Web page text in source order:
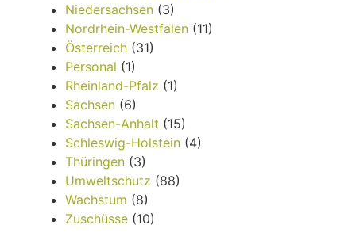
Niedersachsen (3)
Nordrhein-Westfalen (11)
Österreich (31)
Personal (1)
Rheinland-Pfalz (1)
Sachsen (6)
Sachsen-Anhalt (15)
Schleswig-Holstein (4)
Thüringen (3)
Umweltschutz (88)
Wachstum (8)
Zuschüsse (10)